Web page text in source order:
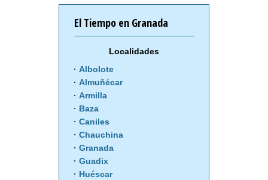
El Tiempo en Granada
Localidades
Albolote
Almuñécar
Armilla
Baza
Caniles
Chauchina
Granada
Guadix
Huéscar